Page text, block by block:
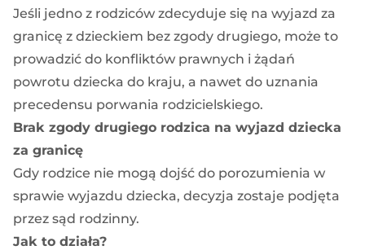
Jeśli jedno z rodziców zdecyduje się na wyjazd za
granicę z dzieckiem bez zgody drugiego, może to
prowadzić do konfliktów prawnych i żądań
powrotu dziecka do kraju, a nawet do uznania
precedensu porwania rodzicielskiego.
Brak zgody drugiego rodzica na wyjazd dziecka
za granicę
Gdy rodzice nie mogą dojść do porozumienia w
sprawie wyjazdu dziecka, decyzja zostaje podjęta
przez sąd rodzinny.
Jak to działa?